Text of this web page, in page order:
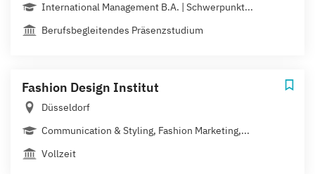
International Management B.A. | Schwerpunkt...
Berufsbegleitendes Präsenzstudium
Fashion Design Institut
Düsseldorf
Communication & Styling, Fashion Marketing,...
Vollzeit